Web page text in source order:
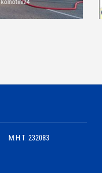
komotini24
Μ.Η.Τ. 232083